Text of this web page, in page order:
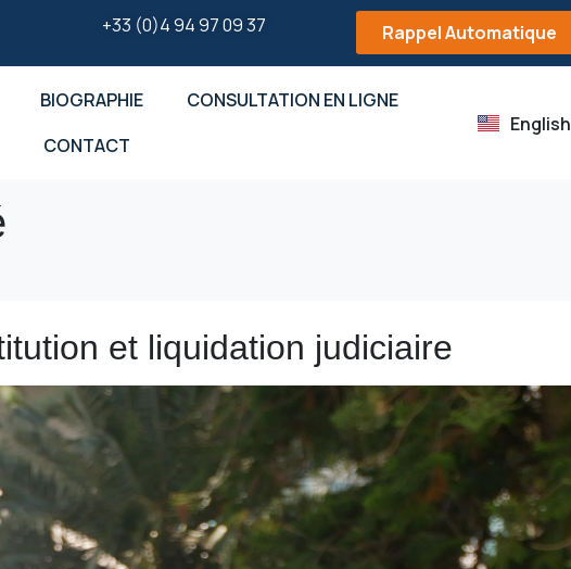
+33 (0)4 94 97 09 37 Rappel Automatique
BIOGRAPHIE
CONSULTATION EN LIGNE
CONTACT
English
et liquidation judiciaire